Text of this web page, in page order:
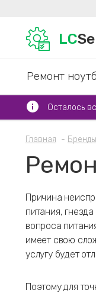
LC
Ремонт
Осталось
Главная Бренды
Причина
питания,
вопроса
имеет свою
услугу будет
Поэтому для